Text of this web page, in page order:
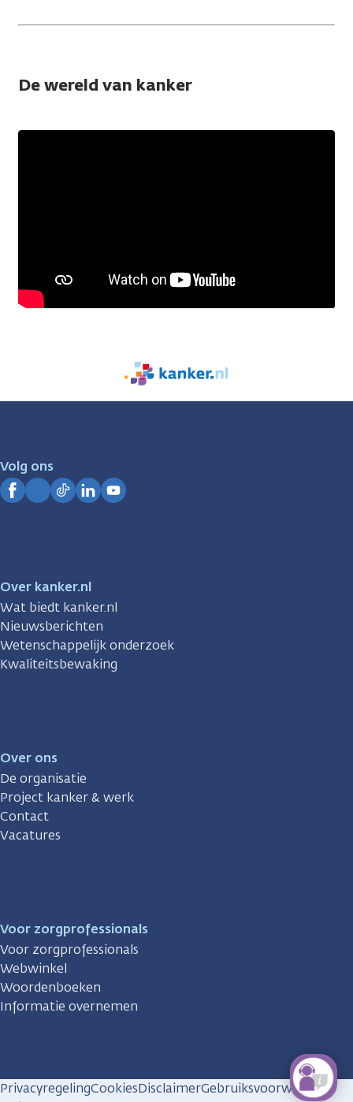
De wereld van kanker
We
zijn
Volg ons
Over kanker.nl
Wat biedt kanker.nl
Nieuwsberichten
Wetenschappelijk onderzoek
Kwaliteitsbewaking
Over ons
De organisatie
Project kanker & werk
Contact
Vacatures
Voor zorgprofessionals
Voor zorgprofessionals
Webwinkel
Woordenboeken
Informatie overnemen
PrivacyregelingCookiesDisclaimerGebruiksvoorwaarden